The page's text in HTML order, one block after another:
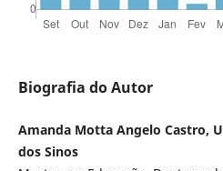
Biografia do Autor
Amanda Motta Angelo Castro,
dos Sinos